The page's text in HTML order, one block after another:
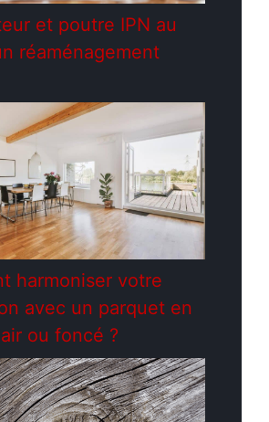
et poutre IPN au
réaménagement
harmoniser votre
avec un parquet en
ou foncé ?